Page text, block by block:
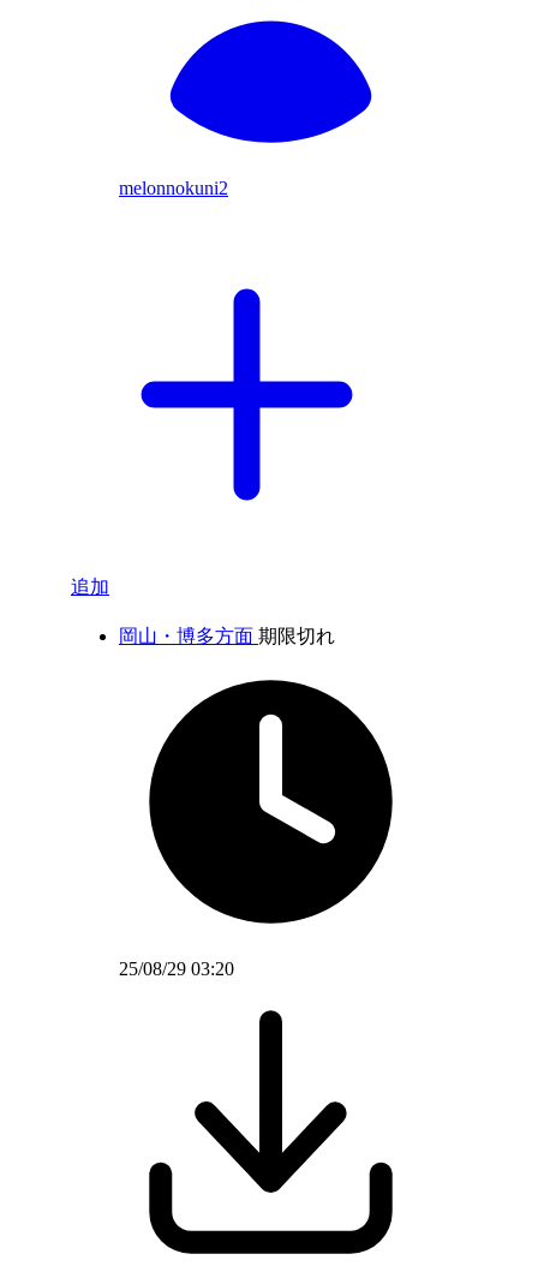
melonnokuni2
追加
岡山・博多方面 期限切れ
25/08/29 03:20